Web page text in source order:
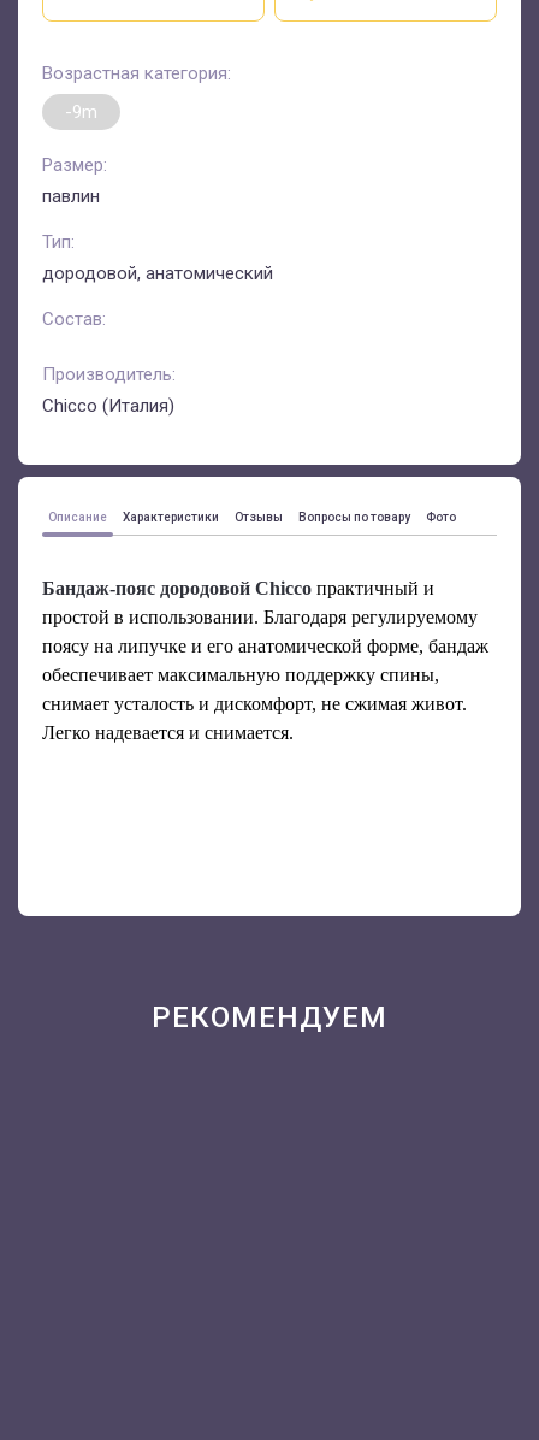
Возрастная категория:
-9m
Размер:
павлин
Тип:
дородовой, анатомический
Состав:
Производитель:
Chicco (Италия)
Описание Характеристики Отзывы Вопросы по товару Фото
Бандаж-пояс дородовой Chicco практичный и
простой в использовании. Благодаря регулируемому
поясу на липучке и его анатомической форме, бандаж
обеспечивает максимальную поддержку спины,
снимает усталость и дискомфорт, не сжимая живот.
Легко надевается и снимается.
РЕКОМЕНДУЕМ